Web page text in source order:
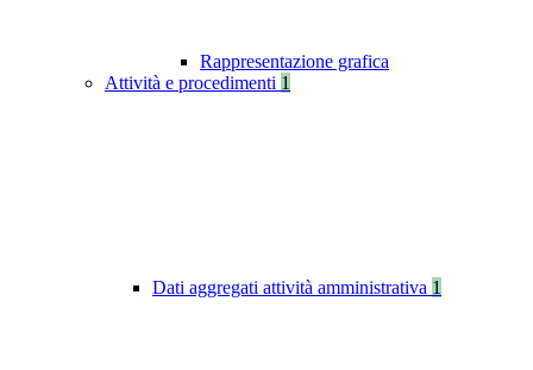
Rappresentazione grafica
Attività e procedimenti 1
Dati aggregati attività amministrativa 1